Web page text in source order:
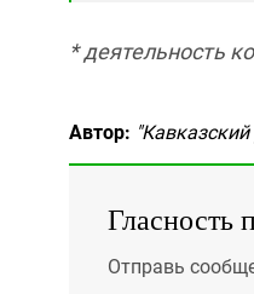
* деятельность
Автор: "Кавказский
Гласность
Отправь